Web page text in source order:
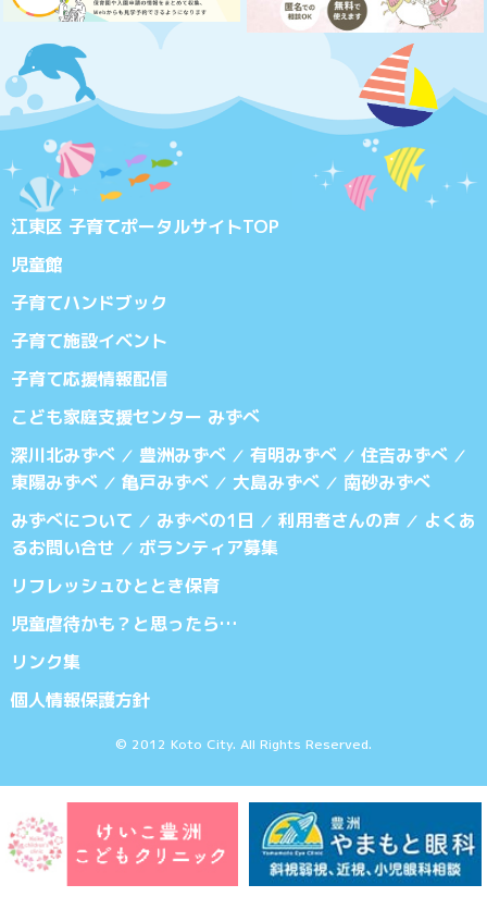
江東区 子育てポータルサイトTOP
児童館
子育てハンドブック
子育て施設イベント
子育て応援情報配信
こども家庭支援センター みずべ
深川北みずべ ／ 豊洲みずべ ／ 有明みずべ ／ 住吉みずべ ／
東陽みずべ ／ 亀戸みずべ ／ 大島みずべ ／ 南砂みずべ
みずべについて ／ みずべの1日 ／ 利用者さんの声 ／ よくあ
るお問い合せ ／ ボランティア募集
リフレッシュひととき保育
児童虐待かも？と思ったら…
リンク集
個人情報保護方針
© 2012 Koto City. All Rights Reserved.